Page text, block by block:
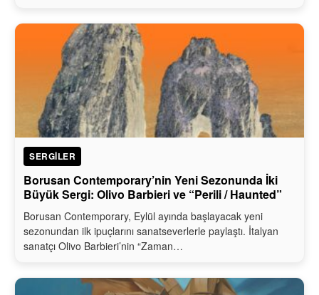
SERGILER
Borusan Contemporary’nin Yeni Sezonunda İki
Büyük Sergi: Olivo Barbieri ve “Perili / Haunted”
Borusan Contemporary, Eylül ayında başlayacak yeni
sezonundan ilk ipuçlarını sanatseverlerle paylaştı. İtalyan
sanatçı Olivo Barbieri’nin “Zaman…